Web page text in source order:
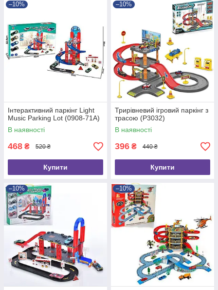
–10%
Інтерактивний паркінг Light
Music Parking Lot (0908-71A)
В наявності
468 ₴ 520 ₴
Купити
–10%
Трирівневий ігровий паркінг з
трасою (P3032)
В наявності
396 ₴ 440 ₴
Купити
–10% –10%